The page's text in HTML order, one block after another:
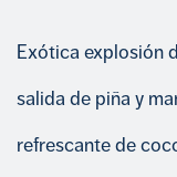
Exótica explosión
salida de piña y
refrescante de